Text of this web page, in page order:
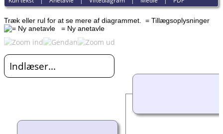
Træk eller rul for at se mere af diagrammet.
= Tillægsoplysninger
= Ny anetavle
Indlæser...